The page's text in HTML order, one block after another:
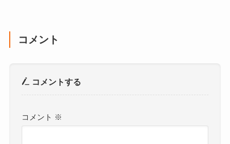
コメント
コメントする
コメント ※